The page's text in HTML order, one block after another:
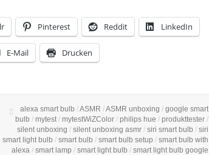
Pinterest Reddit LinkedIn
E-Mail Drucken
alexa smart bulb /ASMR /ASMR unboxing / google smart
bulb / mytest / mytestWiZColor / philips hue / produkttester /
silent unboxing / silent unboxing asmr / siri smart bulb / siri
smart light bulb / smart bulb / smart bulb setup / smart bulb with
alexa / smart lamp / smart light bulb / smart light bulb google